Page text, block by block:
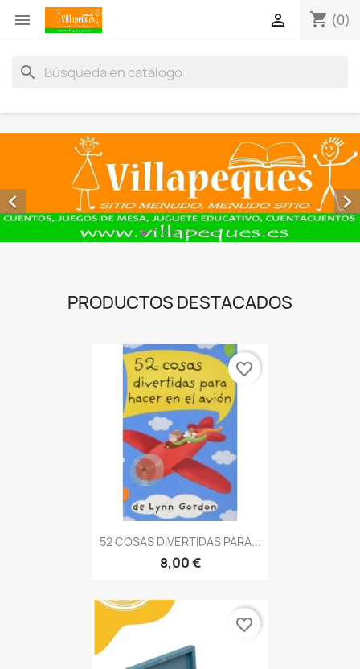
 shopping_cart (0)

search
 
PRODUCTOS DESTACADOS
52 COSAS DIVERTIDAS PARA...
8,00 €
favorite_border
favorite_border